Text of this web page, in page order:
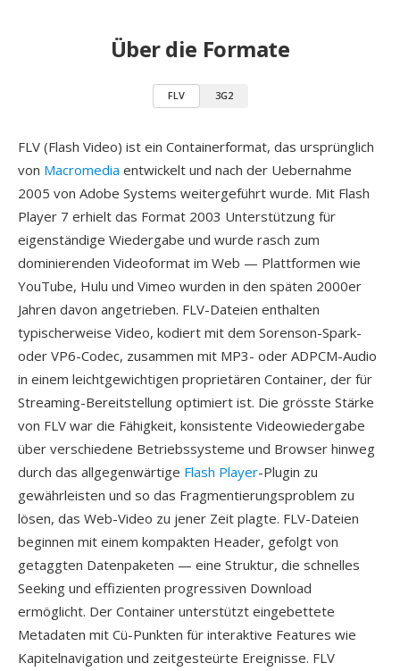
Über die Formate
FLV 3G2
FLV (Flash Video) ist ein Containerformat, das ursprünglich
von Macromedia entwickelt und nach der Uebernahme
2005 von Adobe Systems weitergeführt wurde. Mit Flash
Player 7 erhielt das Format 2003 Unterstützung für
eigenständige Wiedergabe und wurde rasch zum
dominierenden Videoformat im Web — Plattformen wie
YouTube, Hulu und Vimeo wurden in den späten 2000er
Jahren davon angetrieben. FLV-Dateien enthalten
typischerweise Video, kodiert mit dem Sorenson-Spark-
oder VP6-Codec, zusammen mit MP3- oder ADPCM-Audio
in einem leichtgewichtigen proprietären Container, der für
Streaming-Bereitstellung optimiert ist. Die grösste Stärke
von FLV war die Fähigkeit, konsistente Videowiedergabe
über verschiedene Betriebssysteme und Browser hinweg
durch das allgegenwärtige Flash Player-Plugin zu
gewährleisten und so das Fragmentierungsproblem zu
lösen, das Web-Video zu jener Zeit plagte. FLV-Dateien
beginnen mit einem kompakten Header, gefolgt von
getaggten Datenpaketen — eine Struktur, die schnelles
Seeking und effizienten progressiven Download
ermöglicht. Der Container unterstützt eingebettete
Metadaten mit Cü-Punkten für interaktive Features wie
Kapitelnavigation und zeitgesteürte Ereignisse. FLV